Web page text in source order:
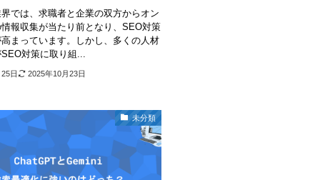
では、求職者と企業の双方からオン
報収集が当たり前となり、SEO対策
まっています。しかし、多くの人材
対策に取り組...
日 2025年10月23日
未分類